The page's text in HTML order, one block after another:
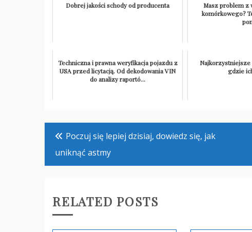
Dobrej jakości schody od producenta
Masz problem z
komórkowego?
Techniczna i prawna weryfikacja pojazdu z
USA przed licytacją. Od dekodowania VIN
do analizy raportó...
gdzie
Nawigacja
wpisu
Poczuj się lepiej dzisiaj, dowiedz się, jak
uniknąć astmy
RELATED POSTS